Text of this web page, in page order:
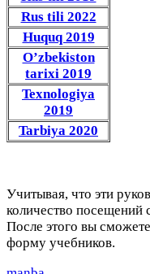
Rus tili 2022
Huquq 2019
O’zbekiston
tarixi 2019
Texnologiya
2019
Tarbiya 2020
Учитывая, что эти
количество посещений
После этого вы
форму учебников.